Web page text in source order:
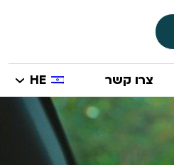
צרו קשר HE